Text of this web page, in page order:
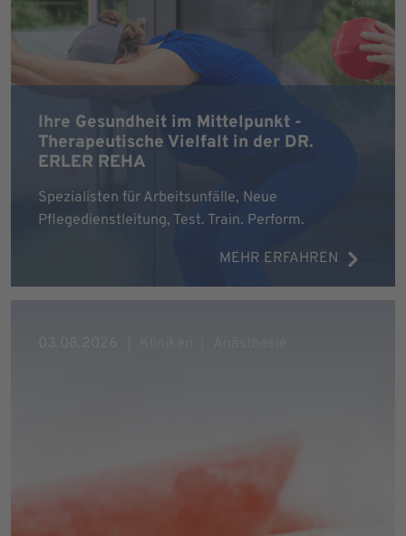
Ihre Gesundheit im Mittelpunkt -
Therapeutische Vielfalt in der DR.
ERLER REHA
Spezialisten für Arbeitsunfälle, Neue
Pflegedienstleitung, Test. Train. Perform.
MEHR ERFAHREN